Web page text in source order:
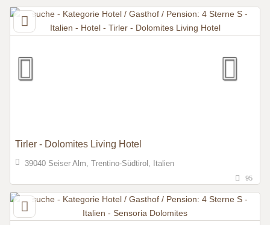
Tirler - Dolomites Living Hotel
39040 Seiser Alm, Trentino-Südtirol, Italien
95